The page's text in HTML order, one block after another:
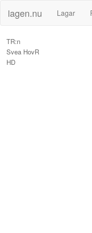
lagen.nu Lagar
TR:n
Svea HovR
HD